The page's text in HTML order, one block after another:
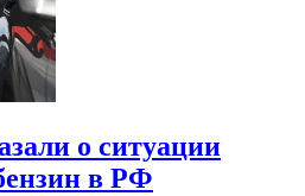
о ситуации
в РФ